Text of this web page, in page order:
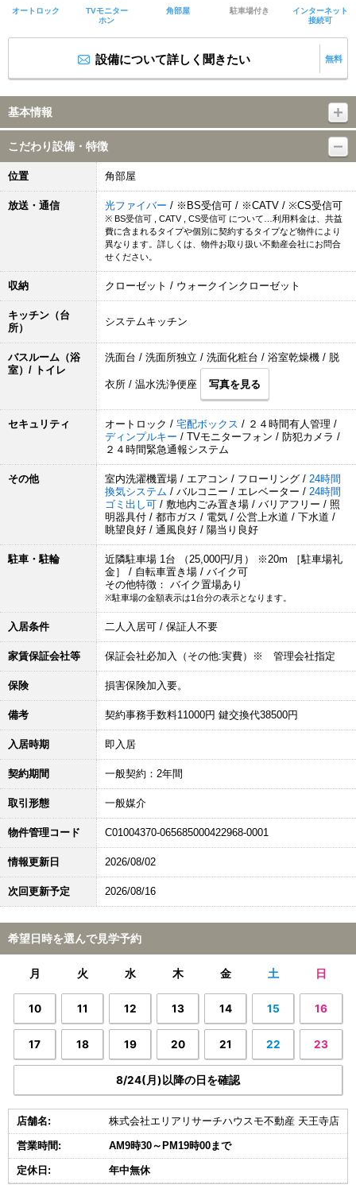
オートロック
TVモニター
ホン
角部屋 駐車場付き
インターネット
接続可
設備について詳しく聞きたい 無料
基本情報
こだわり設備・特徴
位置 角部屋
放送・通信 光ファイバー / ※BS受信可 / ※CATV / ※CS受信可
※ BS受信可 , CATV , CS受信可 について…利用料金は、共益
費に含まれるタイプや個別に契約するタイプなど物件により
異なります。詳しくは、物件お取り扱い不動産会社にお問合
せください。
収納 クローゼット / ウォークインクローゼット
キッチン（台
所）
システムキッチン
バスルーム（浴
室）/ トイレ
洗面台 / 洗面所独立 / 洗面化粧台 / 浴室乾燥機 / 脱
衣所 / 温水洗浄便座 写真を見る
セキュリティ オートロック / 宅配ボックス / ２４時間有人管理 /
ディンプルキー / TVモニターフォン / 防犯カメラ /
２４時間緊急通報システム
その他 室内洗濯機置場 / エアコン / フローリング / 24時間
換気システム / バルコニー / エレベーター / 24時間
ゴミ出し可 / 敷地内ごみ置き場 / バリアフリー / 照
明器具付 / 都市ガス / 電気 / 公営上水道 / 下水道 /
眺望良好 / 通風良好 / 陽当り良好
駐車・駐輪
近隣駐車場 1台 （25,000円/月） ※20m ［駐車場礼
金］ / 自転車置き場 / バイク可
その他特徴： バイク置場あり
※駐車場の金額表示は1台分の表示となります。
入居条件 二人入居可 / 保証人不要
家賃保証会社等 保証会社必加入（その他:実費）※ 管理会社指定
保険 損害保険加入要。
備考 契約事務手数料11000円 鍵交換代38500円
入居時期 即入居
契約期間 一般契約：2年間
取引形態 一般媒介
物件管理コード C01004370-065685000422968-0001
情報更新日 2026/08/02
次回更新予定 2026/08/16
希望日時を選んで見学予約
月 火 水 木 金 土 日
10 11 12 13 14 15 16
17 18 19 20 21 22 23
8/24(月)以降の日を確認
店舗名: 株式会社エリアリサーチハウスモ不動産 天王寺店
営業時間: AM9時30～PM19時00まで
定休日: 年中無休